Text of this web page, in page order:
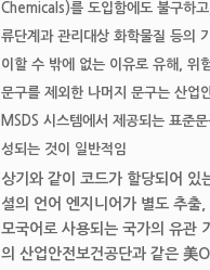
Chemicals)를 도입함에도 불구하
류단계과 관리대상 화학물질 등의
이할 수 밖에 없는 이유로 유해, 위
문구를 제외한 나머지 문구는 산업
MSDS 시스템에서 제공되는 표준
성되는 것이 일반적임
상기와 같이 코드가 할당되어 있
셜의 언어 엔지니어가 별도 추출
모국어로 사용되는 국가의 유관
의 산업안전보건공단과 같은 美